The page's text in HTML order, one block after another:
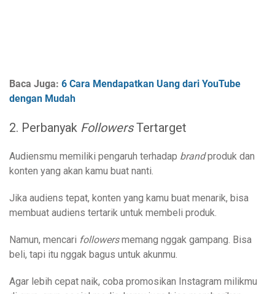
Baca Juga: 6 Cara Mendapatkan Uang dari YouTube
dengan Mudah
2. Perbanyak FollowersTertarget
Audiensmu memiliki pengaruh terhadap brandproduk dan
konten yang akan kamu buat nanti.
Jika audiens tepat, konten yang kamu buat menarik, bisa
membuat audiens tertarik untuk membeli produk.
Namun, mencari followersmemang nggak gampang. Bisa
beli, tapi itu nggak bagus untuk akunmu.
Agar lebih cepat naik, coba promosikan Instagram milikmu